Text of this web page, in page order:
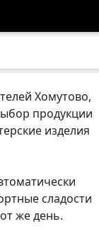
Хомутово,
продукции
изделия
сладости
же день.